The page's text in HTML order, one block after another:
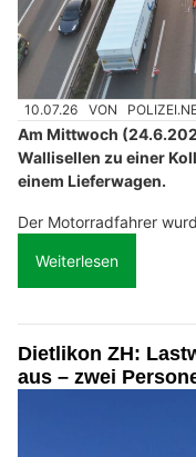
10.07.26 VON
Am Mittwoch
Wallisellen zu einer
einem Lieferwagen.
Der Motorradfahrer
Weiterlesen
Dietlikon ZH:
aus – zwei